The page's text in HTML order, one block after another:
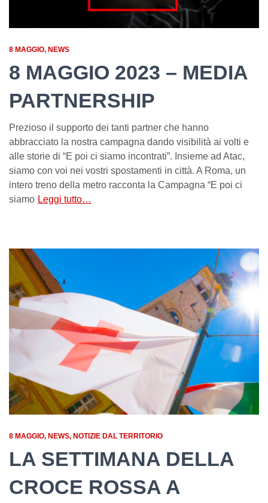
8 MAGGIO NEWS
8 MAGGIO 2023 – MEDIA
PARTNERSHIP
Prezioso il supporto dei tanti partner che hanno
abbracciato la nostra campagna dando visibilità ai volti e
alle storie di “E poi ci siamo incontrati”. Insieme ad Atac,
siamo con voi nei vostri spostamenti in città. A Roma, un
intero treno della metro racconta la Campagna “E poi ci
siamo Leggi tutto…
8 MAGGIO NEWS NOTIZIE DAL TERRITORIO
LA SETTIMANA DELLA
CROCE ROSSA A